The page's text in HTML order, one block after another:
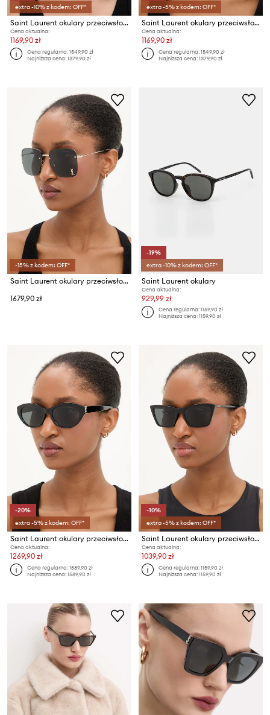
extra -10% z kodem: OFF*
Saint Laurent okulary przeciwsłoneczne DUNE
Cena aktualna:
1169,90 zł
Cena regularna:1549,90 zł
Najniższa cena:1379,90 zł
extra -5% z kodem: OFF*
Saint Laurent okulary przeciwsłoneczne
Cena aktualna:
1169,90 zł
Cena regularna:1549,90 zł
Najniższa cena:1379,90 zł
-15% z kodem: OFF*
Saint Laurent okulary przeciwsłoneczne
1679,90 zł
-19%
extra -10% z kodem: OFF*
Saint Laurent okulary
Cena aktualna:
929,99 zł
Cena regularna:1159,90 zł
Najniższa cena:1159,90 zł
-20%
extra -5% z kodem: OFF*
Saint Laurent okulary przeciwsłoneczne
Cena aktualna:
1269,90 zł
Cena regularna:1589,90 zł
Najniższa cena:1589,90 zł
-10%
extra -5% z kodem: OFF*
Saint Laurent okulary przeciwsłoneczne MICA THIN
Cena aktualna:
1039,90 zł
Cena regularna:1159,90 zł
Najniższa cena:1159,90 zł